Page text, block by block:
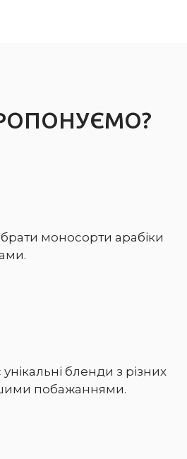
моносорти арабіки
бленди з різних
побажаннями.